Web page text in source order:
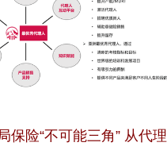
保险“不可能三角” 从代理